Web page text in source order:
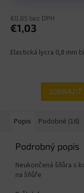
€0,85 bez DPH
€1,03
Elastická lycra 0,8 mm
ZOBRAZIŤ
Popis Podobné (16)
Podrobný popis
Neukončená šňůra s
na šňůře